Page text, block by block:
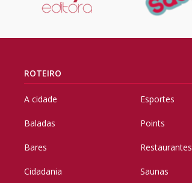
ROTEIRO
A cidade
Baladas
Bares
Cidadania
Esportes
Points
Restaurantes
Saunas